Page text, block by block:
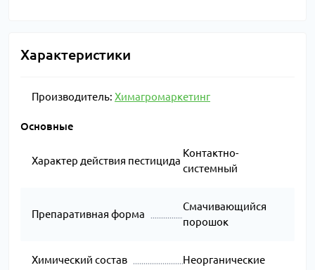
Характеристики
Производитель: Химагромаркетинг
Основные
Характер действия пестицида
Контактно-
системный
Препаративная форма
Смачивающийся
порошок
Химический состав Неорганические